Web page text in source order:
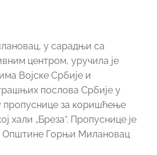
у сарадњи са
центром, уручила је
Војске Србије и
послова Србије у
за коришћење
хали „Бреза“. Пропуснице је
Општине Горњи Милановац